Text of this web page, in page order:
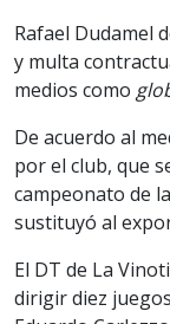
Rafael Dudamel
y multa
medios como
De acuerdo al
por el club, que
campeonato de
sustituyó al
El DT de La
dirigir diez